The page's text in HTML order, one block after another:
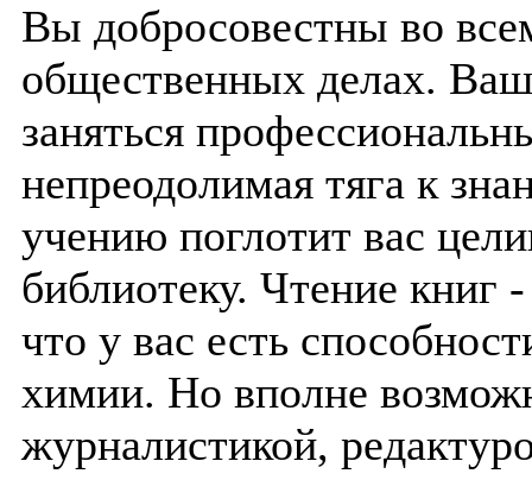
Вы добросовестны во
общественных делах.
заняться
непреодолимая тяга к
учению поглотит вас
библиотеку. Чтение книг
что у вас есть
химии. Но вполне
журналистикой,